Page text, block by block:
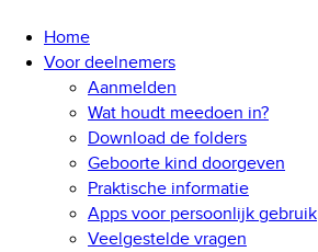
Home
Voor deelnemers
Aanmelden
Wat houdt meedoen in?
Download de folders
Geboorte kind doorgeven
Praktische informatie
Apps voor persoonlijk gebruik
Veelgestelde vragen